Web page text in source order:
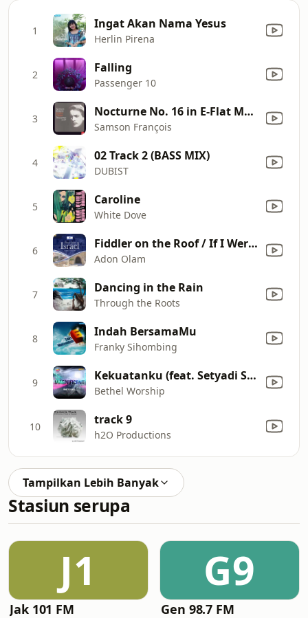
1 Ingat Akan Nama Yesus
Herlin Pirena
2 Falling
Passenger 10
3 Nocturne No. 16 in E-Flat Major, Op. 55 No. 2
Samson François
4 02 Track 2 (BASS MIX)
DUBIST
5 Caroline
White Dove
6 Fiddler on the Roof / If I Were a Rich Man
Adon Olam
7 Dancing in the Rain
Through the Roots
8 Indah BersamaMu
Franky Sihombing
9 Kekuatanku (feat. Setyadi Senjaya, Jason Irwan & Ira Y)
Bethel Worship
10 track 9
h2O Productions
Tampilkan Lebih Banyak
Stasiun serupa
J1
Jak 101 FM
G9
Gen 98.7 FM